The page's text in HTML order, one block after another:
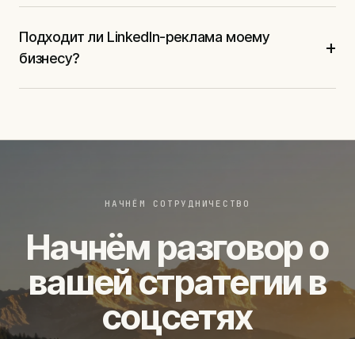
Подходит ли LinkedIn-реклама моему
бизнесу?
+
НАЧНЁМ СОТРУДНИЧЕСТВО
Начнём разговор о
вашей стратегии в
соцсетях